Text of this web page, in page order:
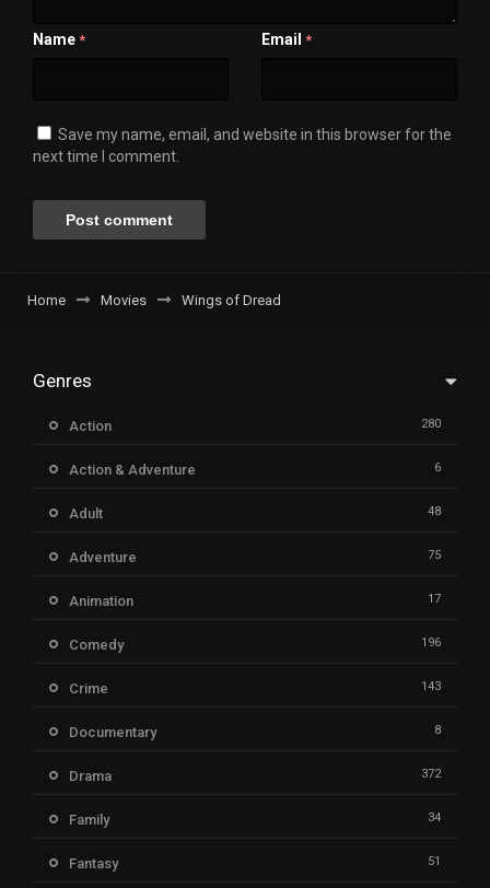
Name * Email *
Save my name, email, and website in this browser for the
next time I comment.
Home Movies Wings of Dread
Genres
Action 280
Action & Adventure 6
Adult 48
Adventure 75
Animation 17
Comedy 196
Crime 143
Documentary 8
Drama 372
Family 34
Fantasy 51